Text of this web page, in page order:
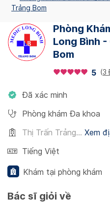
Trảng Bom
Phòng
Long Bình
Bom
5 (3
Đã xác minh
Phòng khám Đa khoa
Thị Trấn Trảng... Xem
Tiếng Việt
Khám tại phòng khám
Bác sĩ giỏi về